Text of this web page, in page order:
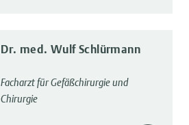
Dr. med. Wulf Schlürmann
Facharzt für Gefäßchirurgie und
Chirurgie